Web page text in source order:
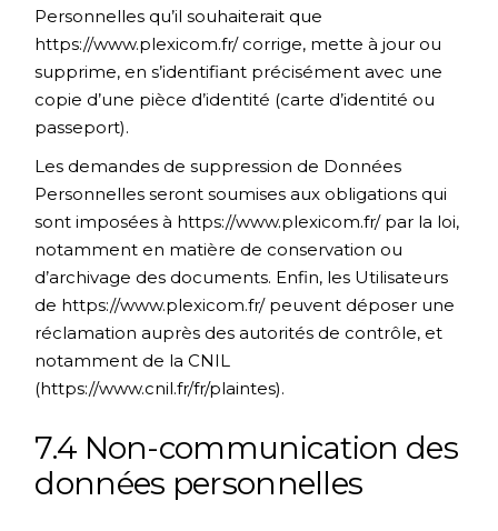
Personnelles qu’il souhaiterait que
https://www.plexicom.fr/corrige, mette à jour ou
supprime, en s’identifiant précisément avec une
copie d’une pièce d’identité (carte d’identité ou
passeport).
Les demandes de suppression de Données
Personnelles seront soumises aux obligations qui
sont imposées à https://www.plexicom.fr/par la loi,
notamment en matière de conservation ou
d’archivage des documents. Enfin, les Utilisateurs
de https://www.plexicom.fr/peuvent déposer une
réclamation auprès des autorités de contrôle, et
notamment de la CNIL
(https://www.cnil.fr/fr/plaintes).
7.4 Non-communication des
données personnelles